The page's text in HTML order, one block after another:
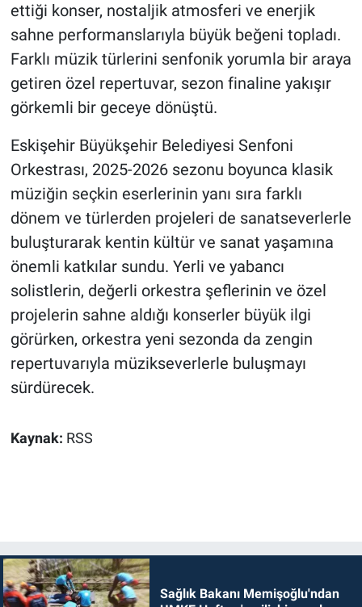
ettiği konser, nostaljik atmosferi ve enerjik
sahne performanslarıyla büyük beğeni topladı.
Farklı müzik türlerini senfonik yorumla bir araya
getiren özel repertuvar, sezon finaline yakışır
görkemli bir geceye dönüştü.
Eskişehir Büyükşehir Belediyesi Senfoni
Orkestrası, 2025-2026 sezonu boyunca klasik
müziğin seçkin eserlerinin yanı sıra farklı
dönem ve türlerden projeleri de sanatseverlerle
buluşturarak kentin kültür ve sanat yaşamına
önemli katkılar sundu. Yerli ve yabancı
solistlerin, değerli orkestra şeflerinin ve özel
projelerin sahne aldığı konserler büyük ilgi
görürken, orkestra yeni sezonda da zengin
repertuvarıyla müzikseverlerle buluşmayı
sürdürecek.
Kaynak: RSS
Sağlık Bakanı Memişoğlu'ndan